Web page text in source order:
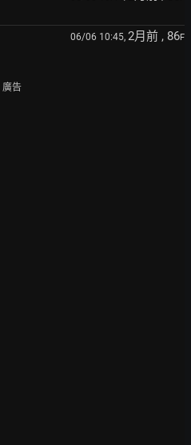
06/06 10:45, 2月前 , 86F
廣告